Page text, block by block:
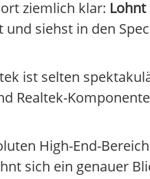
ziemlich klar: Lohnt
siehst in den
ist selten
Realtek-
High-End-
sich ein genauer